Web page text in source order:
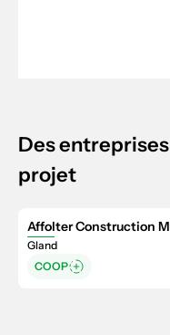
Des
projet
Affolter Construction
Gland
COOP